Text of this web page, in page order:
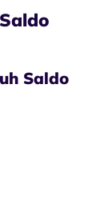
Saldo